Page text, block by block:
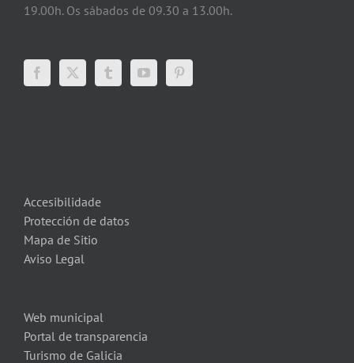
19.00h. Os sábados de 09.30 a 13.00h.
Accesibilidade
Protección de datos
Mapa de Sitio
Aviso Legal
Web municipal
Portal de transparencia
Turismo de Galicia